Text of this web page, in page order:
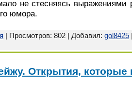
не стесняясь
юмора.
| Просмотров: 802 | Добавил: gol8425
Открытия, которые